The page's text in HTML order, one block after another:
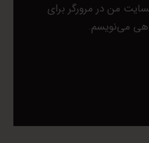
من در مرورگر برای
می‌نویسم.